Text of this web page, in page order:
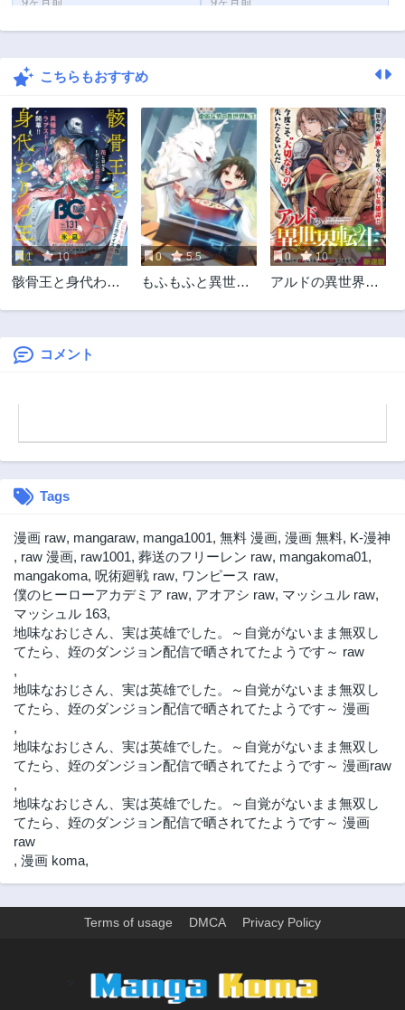
第20話 第19話
第18話
第16話
1年前
第15話
1年前
第14話
1年前
第13話
1年前
第12話
1年前
第11話
1年前
第10話
1年前
第9話
1年前
第8話 第7話
第6話
こちらもおすすめ
1 10
骸骨王と身代わり
0 5.5
もふもふと異世界
0 10
アルドの異世界転
コメント
Tags
漫画 raw, mangaraw, manga1001, 無料 漫画, 漫画 無料, K-漫神
, raw 漫画, raw1001, 葬送のフリーレン raw, mangakoma01,
mangakoma, 呪術廻戦 raw, ワンピース raw,
僕のヒーローアカデミア raw, アオアシ raw, マッシュル raw,
マッシュル 163,
地味なおじさん、実は英雄でした。～自覚がないまま無双し
てたら、姪のダンジョン配信で晒されてたようです～ raw
,
地味なおじさん、実は英雄でした。～自覚がないまま無双し
てたら、姪のダンジョン配信で晒されてたようです～ 漫画
,
地味なおじさん、実は英雄でした。～自覚がないまま無双し
てたら、姪のダンジョン配信で晒されてたようです～ 漫画raw
,
地味なおじさん、実は英雄でした。～自覚がないまま無双し
てたら、姪のダンジョン配信で晒されてたようです～ 漫画
raw
, 漫画 koma,
Terms of usage DMCA Privacy Policy